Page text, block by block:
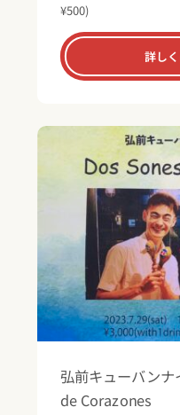
¥500)
詳し
弘前キューバン
de Corazones